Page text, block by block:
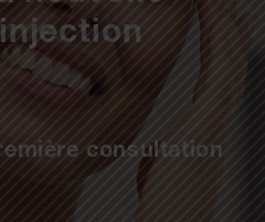
consultation